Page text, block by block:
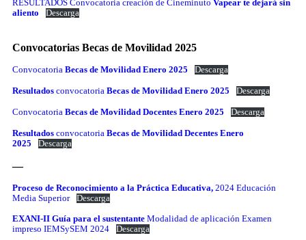
RESULTADOS Convocatoria creación de Cineminuto Vapear te dejará sin
aliento
Descarga
Convocatorias Becas de Movilidad 2025
Convocatoria Becas de Movilidad Enero 2025 Descarga
Resultados convocatoria Becas de Movilidad Enero 2025 Descarga
Convocatoria Becas de Movilidad Docentes Enero 2025 Descarga
Resultados convocatoria Becas de Movilidad Decentes Enero
2025
Descarga
—
Proceso de Reconocimiento a la Práctica Educativa, 2024 Educación
Media Superior
Descarga
EXANI-II Guía para el sustentante Modalidad de aplicación Examen
impreso IEMSySEM 2024
Descarga